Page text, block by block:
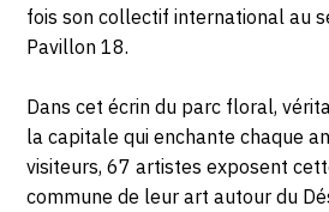
fois son collectif international au
Pavillon 18.
Dans cet écrin du parc floral,
la capitale qui enchante chaque
visiteurs, 67 artistes exposent
commune de leur art autour du